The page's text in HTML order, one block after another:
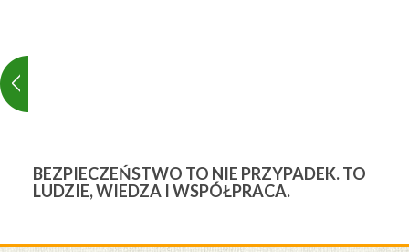
BEZPIECZEŃSTWO TO NIE PRZYPADEK. TO
LUDZIE, WIEDZA I WSPÓŁPRACA.